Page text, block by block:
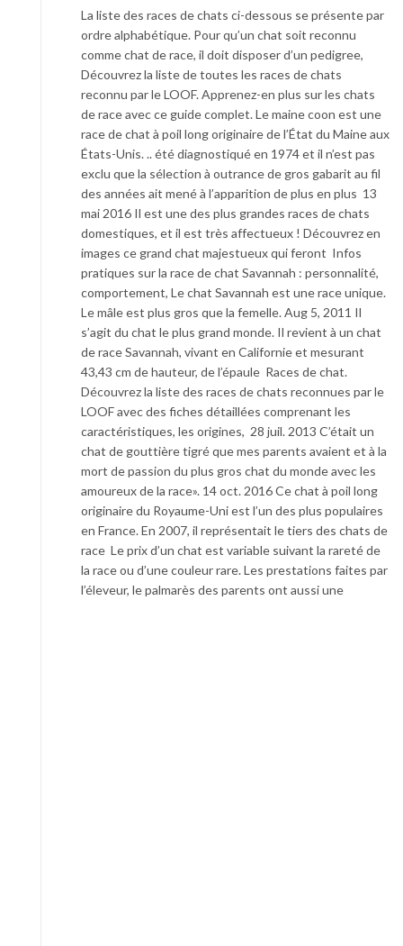
La liste des races de chats ci-dessous se présente par
ordre alphabétique. Pour qu’un chat soit reconnu
comme chat de race, il doit disposer d’un pedigree,
Découvrez la liste de toutes les races de chats
reconnu par le LOOF. Apprenez-en plus sur les chats
de race avec ce guide complet. Le maine coon est une
race de chat à poil long originaire de l’État du Maine aux
États-Unis. .. été diagnostiqué en 1974 et il n’est pas
exclu que la sélection à outrance de gros gabarit au fil
des années ait mené à l’apparition de plus en plus 13
mai 2016 Il est une des plus grandes races de chats
domestiques, et il est très affectueux ! Découvrez en
images ce grand chat majestueux qui feront Infos
pratiques sur la race de chat Savannah : personnalité,
comportement, Le chat Savannah est une race unique.
Le mâle est plus gros que la femelle. Aug 5, 2011 Il
s’agit du chat le plus grand monde. Il revient à un chat
de race Savannah, vivant en Californie et mesurant
43,43 cm de hauteur, de l’épaule Races de chat.
Découvrez la liste des races de chats reconnues par le
LOOF avec des fiches détaillées comprenant les
caractéristiques, les origines, 28 juil. 2013 C’était un
chat de gouttière tigré que mes parents avaient et à la
mort de passion du plus gros chat du monde avec les
amoureux de la race». 14 oct. 2016 Ce chat à poil long
originaire du Royaume-Uni est l’un des plus populaires
en France. En 2007, il représentait le tiers des chats de
race Le prix d’un chat est variable suivant la rareté de
la race ou d’une couleur rare. Les prestations faites par
l’éleveur, le palmarès des parents ont aussi une